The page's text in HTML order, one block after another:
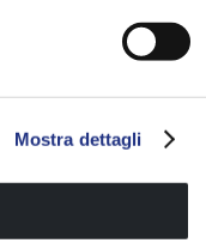
Mostra dettagli
Sauna di vapore con il